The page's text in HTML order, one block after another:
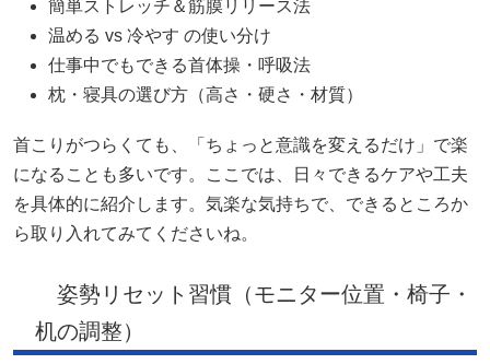
簡単ストレッチ＆筋膜リリース法
温める vs 冷やす の使い分け
仕事中でもできる首体操・呼吸法
枕・寝具の選び方（高さ・硬さ・材質）
首こりがつらくても、「ちょっと意識を変えるだけ」で楽
になることも多いです。ここでは、日々できるケアや工夫
を具体的に紹介します。気楽な気持ちで、できるところか
ら取り入れてみてくださいね。
姿勢リセット習慣（モニター位置・椅子・
机の調整）